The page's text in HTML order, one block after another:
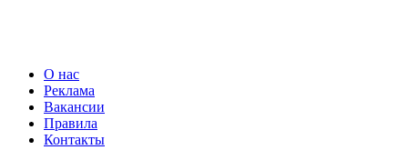
О нас
Реклама
Вакансии
Правила
Контакты